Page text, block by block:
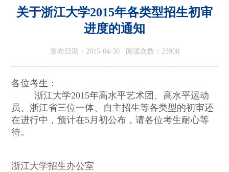
关于浙江大学2015年各类型招生初审
进度的通知
发布日期：2015-04-30 阅读次数： 23900
各位考生：
浙江大学2015年高水平艺术团、高水平运动
员、浙江省三位一体、自主招生等各类型的初审还
在进行中，预计在5月初公布，请各位考生耐心等
待。
浙江大学招生办公室